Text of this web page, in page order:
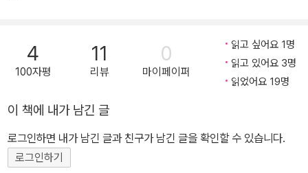
는 자세와 태도도 달라진다. 교과서 속 지리는 지루하고 어렵고 따분
하기만 하다. 하지만 갯벌, 한라산, 고추장 등 ‘개체’의 이야기로 접근
하면 한국 지리는 더욱 더 흥미롭고 궁금해진다. 이 한국 지리 만화책
의 가장 큰 장점은 쉽고 재미있다는 것이다. 다채롭고 귀여운 일러스
기후가 자신의 이야기를 쉽고 재미있게 설명한다. 거꾸로 매달린 종
유석은 무엇을 하며 시간을 보냈는지, 태풍은 무얼 먹고 이렇게 크게
4
100자평
11
리뷰
0
마이페이퍼
읽고 싶어요 1명
읽고 있어요 3명
읽었어요 19명
이 책에 내가 남긴 글
로그인하면 내가 남긴 글과 친구가 남긴 글을 확인할 수 있습니다.
로그인하기